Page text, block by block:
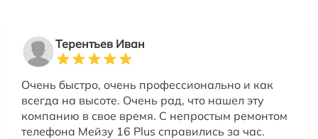
Терентьев Иван
Очень быстро, очень профессионально и как
всегда на высоте. Очень рад, что нашел эту
компанию в свое время. С непростым ремонтом
телефона Мейзу 16 Plus справились за час.